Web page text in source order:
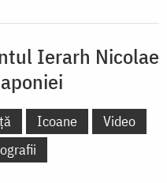
Ierarh Nicolae
Icoane
Video